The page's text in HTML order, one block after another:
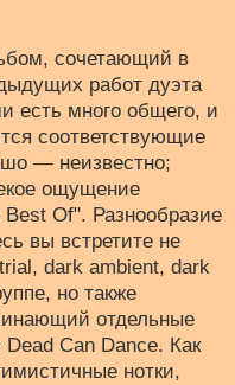
сочетающий в
работ дуэта
есть много общего, и
соответствующие
— неизвестно;
ощущение
Of". Разнообразие
вы встретите не
dark ambient, dark
но также
отдельные
Can Dance. Как
нотки,